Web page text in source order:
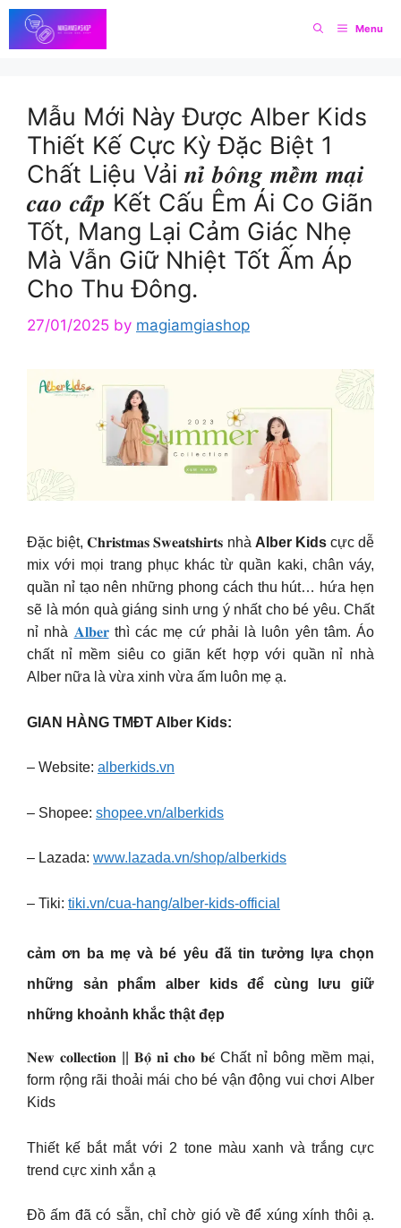
Skip
to
content
Menu
Mẫu Mới Này Được Alber Kids
Thiết Kế Cực Kỳ Đặc Biệt 1
Chất Liệu Vải 𝒏𝒊̉ 𝒃𝒐̂𝒏𝒈 𝒎𝒆̂̀𝒎 𝒎𝒂̣𝒊
𝒄𝒂𝒐 𝒄𝒂̂́𝒑 Kết Cấu Êm Ái Co Giãn
Tốt, Mang Lại Cảm Giác Nhẹ
Mà Vẫn Giữ Nhiệt Tốt Ấm Áp
Cho Thu Đông.
27/01/2025 by magiamgiashop
Đặc biệt, 𝐂𝐡𝐫𝐢𝐬𝐭𝐦𝐚𝐬 𝐒𝐰𝐞𝐚𝐭𝐬𝐡𝐢𝐫𝐭𝐬 nhà Alber Kids cực dễ
mix với mọi trang phục khác từ quần kaki, chân váy,
quần nỉ tạo nên những phong cách thu hút… hứa hẹn
sẽ là món quà giáng sinh ưng ý nhất cho bé yêu. Chất
nỉ nhà 𝐀𝐥𝐛𝐞𝐫thì các mẹ cứ phải là luôn yên tâm. Áo
chất nỉ mềm siêu co giãn kết hợp với quần nỉ nhà
Alber nữa là vừa xinh vừa ấm luôn mẹ ạ.
GIAN HÀNG TMĐT Alber Kids:
– Website: alberkids.vn
– Shopee: shopee.vn/alberkids
– Lazada: www.lazada.vn/shop/alberkids
– Tiki: tiki.vn/cua-hang/alber-kids-official
cảm ơn ba mẹ và bé yêu đã tin tưởng lựa chọn
những sản phẩm alber kidsđể cùng lưu giữ
những khoảnh khắc thật đẹp
𝐍𝐞𝐰 𝐜𝐨𝐥𝐥𝐞𝐜𝐭𝐢𝐨𝐧 || 𝐁𝐨̣̂ 𝐧𝐢̉ 𝐜𝐡𝐨 𝐛𝐞́ Chất nỉ bông mềm mại,
form rộng rãi thoải mái cho bé vận động vui chơi Alber
Kids
Thiết kế bắt mắt với 2 tone màu xanh và trắng cực
trend cực xinh xắn ạ
Đồ ấm đã có sẵn, chỉ chờ gió về để xúng xính thôi ạ.